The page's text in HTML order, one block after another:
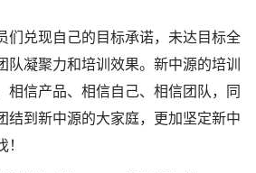
们兑现自己的目标承诺，未达目标全
队凝聚力和培训效果。新中源的培训
相信产品、相信自己、相信团队，同
结到新中源的大家庭，更加坚定新中